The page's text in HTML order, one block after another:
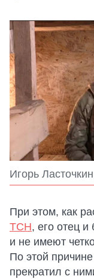
Игорь
При этом, как
ТСН, его отец и
и не имеют
По этой
прекратил с